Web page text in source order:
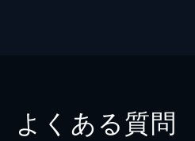
よくある質問